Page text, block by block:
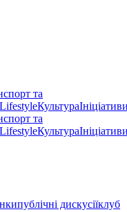
та
LifestyleКультура
та
LifestyleКультура
публічні дискусіїклуб